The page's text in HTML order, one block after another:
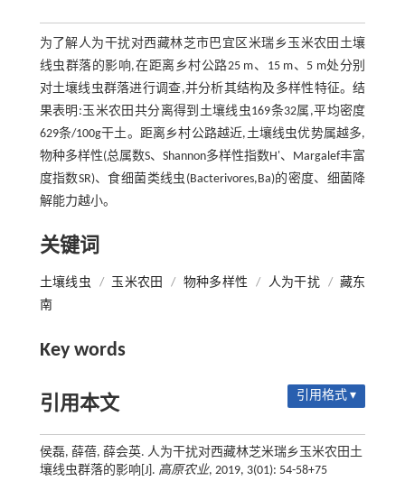
为了解人为干扰对西藏林芝市巴宜区米瑞乡玉米农田土壤
线虫群落的影响,在距离乡村公路25 m、15 m、5 m处分别
对土壤线虫群落进行调查,并分析其结构及多样性特征。结
果表明:玉米农田共分离得到土壤线虫169条32属,平均密度
629条/100g干土。距离乡村公路越近,土壤线虫优势属越多,
物种多样性(总属数S、Shannon多样性指数H'、Margalef丰富
度指数SR)、食细菌类线虫(Bacterivores,Ba)的密度、细菌降
解能力越小。
关键词
土壤线虫 / 玉米农田 / 物种多样性 / 人为干扰 / 藏东
南
Key words
引用本文 引用格式 ▾
侯磊, 薛蓓, 薛会英. 人为干扰对西藏林芝米瑞乡玉米农田土
壤线虫群落的影响[J]. 高原农业, 2019, 3(01): 54-58+75